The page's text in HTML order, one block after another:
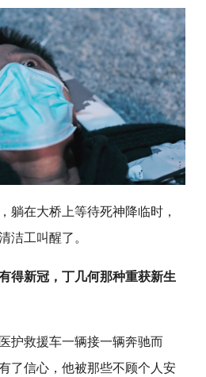
躺在大桥上等待死神降临时，
洁工叫醒了。
得新冠，丁几何那种重获新生
护救援车一辆接一辆奔驰而
了信心，他被那些不顾个人安